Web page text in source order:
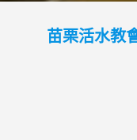
苗栗活水教